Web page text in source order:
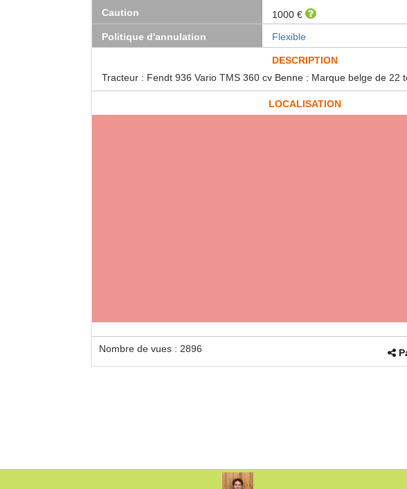
Caution
1000 €
Politique d'annulation
Flexible
DESCRIPTION
Tracteur : Fendt 936 Vario TMS 360 cv Benne : Marque belge de 22
LOCALISATION
Nombre de vues : 2896